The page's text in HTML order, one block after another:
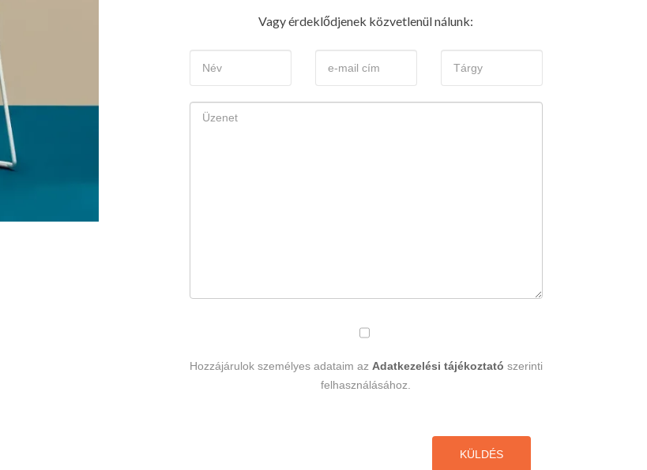
Vagy érdeklődjenek közvetlenül nálunk:
Hozzájárulok személyes adataim az Adatkezelési tájékoztató szerinti
felhasználásához.
KÜLDÉS